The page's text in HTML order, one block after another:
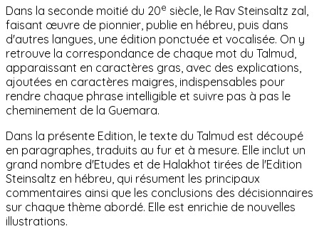
Dans la seconde moitié du 20e siècle, le Rav Steinsaltz zal,
faisant œuvre de pionnier, publie en hébreu, puis dans
d'autres langues, une édition ponctuée et vocalisée. On y
retrouve la correspondance de chaque mot du Talmud,
apparaissant en caractères gras, avec des explications,
ajoutées en caractères maigres, indispensables pour
rendre chaque phrase intelligible et suivre pas à pas le
cheminement de la Guemara.
Dans la présente Edition, le texte du Talmud est découpé
en paragraphes, traduits au fur et à mesure. Elle inclut un
grand nombre d'Etudes et de Halakhot tirées de l'Edition
Steinsaltz en hébreu, qui résument les principaux
commentaires ainsi que les conclusions des décisionnaires
sur chaque thème abordé. Elle est enrichie de nouvelles
illustrations.